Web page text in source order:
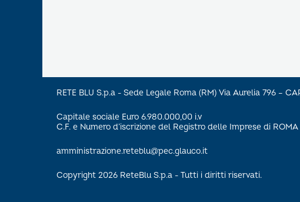
RETE BLU S.p.a - Sede Legale Roma (RM) Via Aurelia 796 –
Capitale sociale Euro 6.980.000,00 i.v
C.F. e Numero d’iscrizione del Registro delle Imprese di ROMA
amministrazione.reteblu@pec.glauco.it
Copyright 2026 ReteBlu S.p.a - Tutti i diritti riservati.